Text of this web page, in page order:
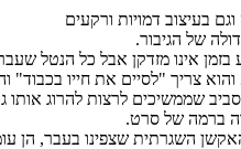
בעיצוב דמויות ורקעים
של הגיבור.
אחרי 50 שנה שבגלל המסע בזמן אינו
צריך "לסיים את חייו
שממשיכים לרצות להרוג
ברמה של סרט.
השגרתית שצפינו בעבר, הן